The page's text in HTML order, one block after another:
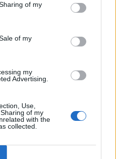
of my
of my
my
Advertising.
Use,
of my
with the
collected.
Civic Aerodeck
för 10 timmar sedaniEl- och
? är ni nöjda?